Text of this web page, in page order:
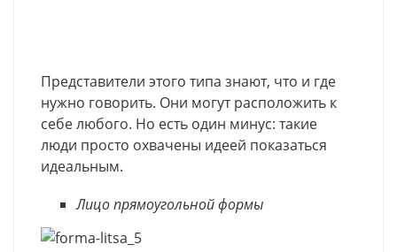
Представители этого типа знают, что и где
нужно говорить. Они могут расположить к
себе любого. Но есть один минус: такие
люди просто охвачены идеей показаться
идеальным.
Лицо прямоугольной формы